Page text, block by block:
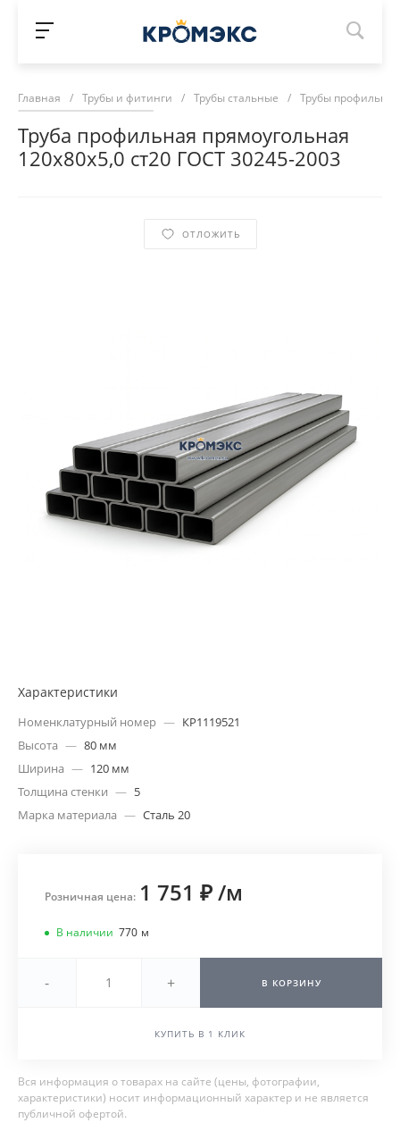
Главная / Трубы и фитинги / Трубы стальные / Трубы
Труба профильная прямоугольная
120х80х5,0 ст20 ГОСТ 30245-2003
ОТЛОЖИТЬ
Характеристики
Номенклатурный номер — КР1119521
Высота — 80 мм
Ширина — 120 мм
Толщина стенки — 5
Марка материала — Сталь 20
Розничная цена: 1 751 ₽/м
В наличии 770 м
- + В КОРЗИНУ
КУПИТЬ В 1 КЛИК
Вся информация о товарах на сайте (цены, фотографии,
характеристики) носит информационный характер и не является
публичной офертой.